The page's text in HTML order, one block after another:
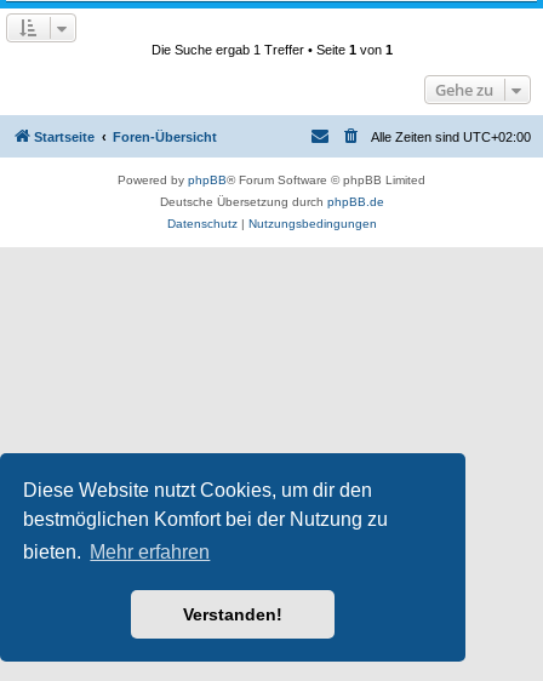
Diese Website nutzt Cookies, um dir den
bestmöglichen Komfort bei der Nutzung zu
bieten. Mehr erfahren
Verstanden!
Die Suche ergab 1 Treffer • Seite 1von 1
Gehe zu
Startseite Foren-Übersicht Alle Zeiten sind UTC+02:00
Powered by phpBB® Forum Software © phpBB Limited
Deutsche Übersetzung durch phpBB.de
Datenschutz| Nutzungsbedingungen